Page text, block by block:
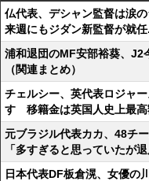
仏代表、デシャン監督は涙
来週にもジダン新監督が就任
浦和退団のMF安部裕葵、J2
（関連まとめ）
チェルシー、英代表ロジャ
す 移籍金は英国人史上最高
元ブラジル代表カカ、48チ
「多すぎると思っていたが
日本代表DF板倉滉、女優の